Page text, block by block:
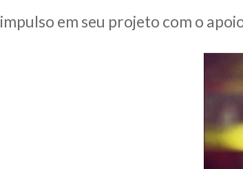
impulso em seu projeto com o